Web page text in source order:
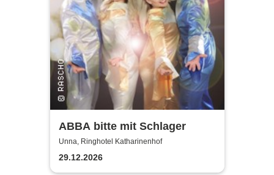
ABBA bitte mit Schlager
Unna, Ringhotel Katharinenhof
29.12.2026